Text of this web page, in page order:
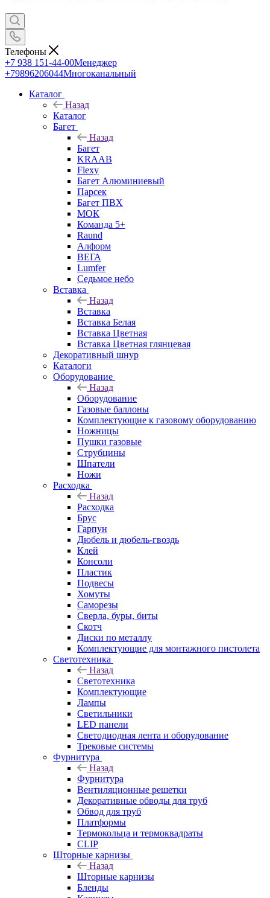
Телефоны
+7 938 151-44-00Менеджер
+79896206044Многоканальный
Каталог
Назад
Каталог
Багет
Назад
Багет
KRAAB
Flexy
Багет Алюминиевый
Парсек
Багет ПВХ
МОК
Команда 5+
Raund
Алформ
ВЕГА
Lumfer
Седьмое небо
Вставка
Назад
Вставка
Вставка Белая
Вставка Цветная
Вставка Цветная глянцевая
Декоративный шнур
Каталоги
Оборудование
Назад
Оборудование
Газовые баллоны
Комплектующие к газовому оборудованию
Ножницы
Пушки газовые
Струбцины
Шпатели
Ножи
Расходка
Назад
Расходка
Брус
Гарпун
Дюбель и дюбель-гвоздь
Клей
Консоли
Пластик
Подвесы
Хомуты
Саморезы
Сверла, буры, биты
Скотч
Диски по металлу
Комплектующие для монтажного пистолета
Светотехника
Назад
Светотехника
Комплектующие
Лампы
Светильники
LED панели
Светодиодная лента и оборудование
Трековые системы
Фурнитура
Назад
Фурнитура
Вентиляционные решетки
Декоративные обводы для труб
Обвод для труб
Платформы
Термокольца и термоквадраты
CLIP
Шторные карнизы
Назад
Шторные карнизы
Бленды